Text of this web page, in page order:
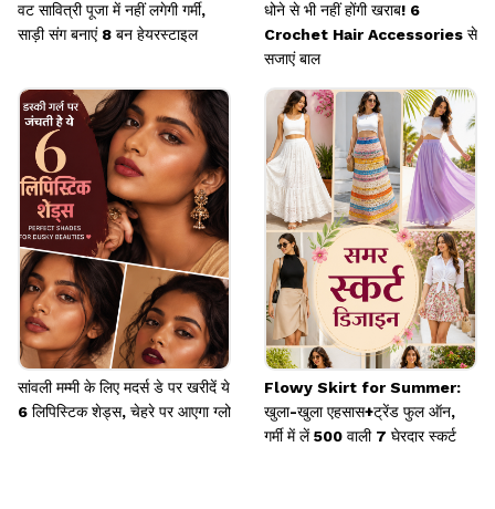
वट सावित्री पूजा में नहीं लगेगी गर्मी,
साड़ी संग बनाएं 8 बन हेयरस्टाइल
धोने से भी नहीं होंगी खराब! 6
Crochet Hair Accessories से
सजाएं बाल
सांवली मम्मी के लिए मदर्स डे पर खरीदें ये
6 लिपिस्टिक शेड्स, चेहरे पर आएगा ग्लो
Flowy Skirt for Summer:
खुला-खुला एहसास+ट्रेंड फुल ऑन,
गर्मी में लें 500 वाली 7 घेरदार स्कर्ट